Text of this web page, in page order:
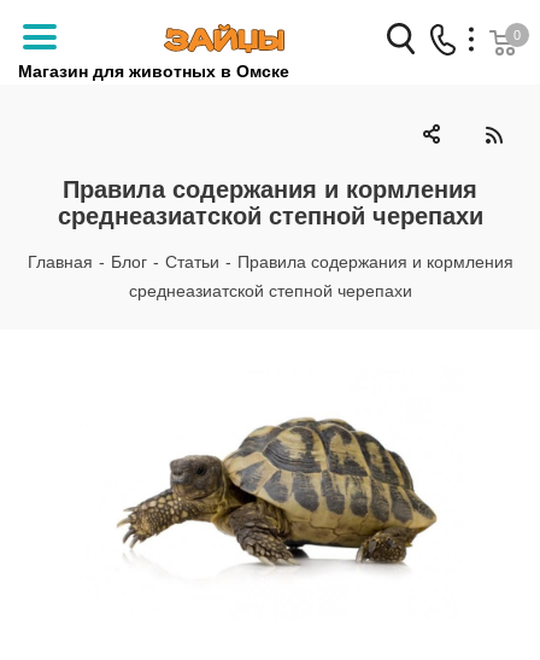
Магазин для животных в Омске
Заказать звонок
+7 (950) 959-88-32
0
Правила содержания и кормления
среднеазиатской степной черепахи
Главная - Блог - Статьи - Правила содержания и кормления
среднеазиатской степной черепахи